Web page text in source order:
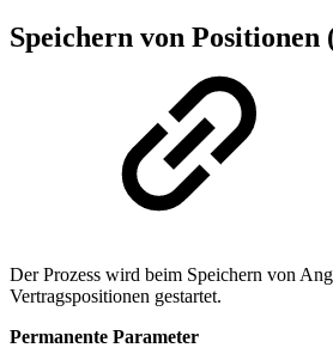
Speichern von Positionen
Der Prozess wird beim Speichern von
Vertragspositionen gestartet.
Permanente Parameter